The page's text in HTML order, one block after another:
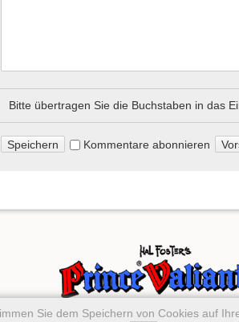
Sie dem Speichern von Cookies auf
Bitte übertragen Sie die Buchstaben in das
Kommentare abonnieren